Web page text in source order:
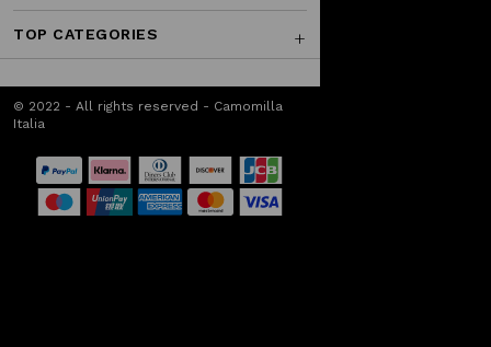
TOP CATEGORIES
© 2022 - All rights reserved - Camomilla
Italia